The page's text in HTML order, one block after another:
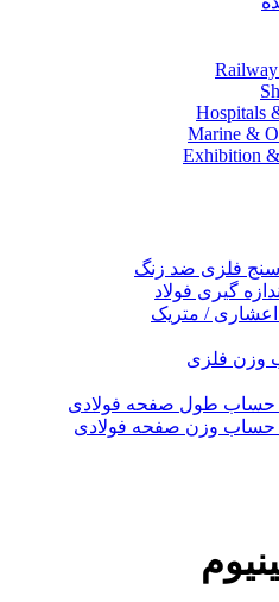
Hospitals
Marine &
Exhibition
سنج فلزی ضد زنگ
گیری فولاد
اعشاری / متریک
وزن فلزی
حساب طول صفحه فولادی
حساب وزن صفحه فولادی